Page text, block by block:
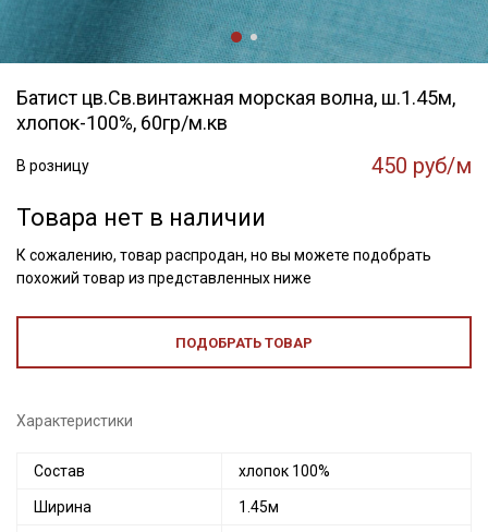
Батист цв.Св.винтажная морская волна, ш.1.45м,
хлопок-100%, 60гр/м.кв
В розницу 450 руб/м
Товара нет в наличии
К сожалению, товар распродан, но вы можете подобрать
похожий товар из представленных ниже
ПОДОБРАТЬ ТОВАР
Характеристики
Состав хлопок 100%
Ширина 1.45м